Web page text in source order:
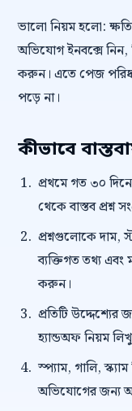
ভালো নিয়ম হলো:
অভিযোগ ইনবক্সে নিন,
করুন। এতে পেজ
পড়ে না।
কীভাবে
প্রথমে গত ৩০
থেকে বাস্তব প্রশ্ন
প্রশ্নগুলোকে দাম,
ব্যক্তিগত তথ্য এবং
করুন।
প্রতিটি
হ্যান্ডঅফ নিয়ম
স্প্যাম, গালি,
অভিযোগের জন্য